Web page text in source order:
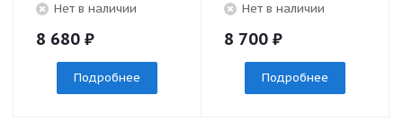
Нет в наличии
8 680 ₽
Подробнее
Нет в наличии
8 700 ₽
Подробнее